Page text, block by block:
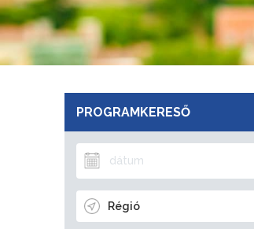
PROGRAMKERESŐ
Régió